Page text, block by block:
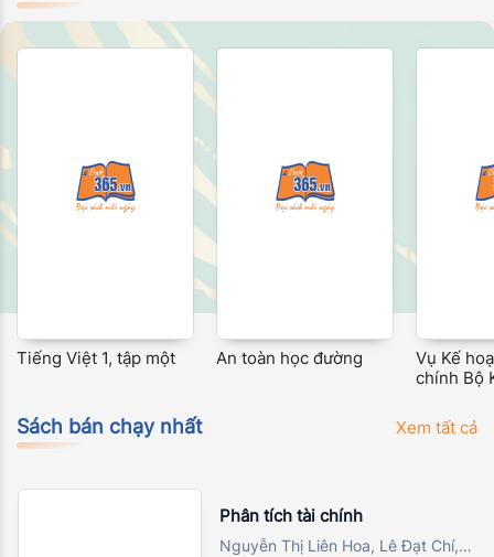
Tiếng Việt 1, tập một An toàn học đường
Vụ Kế
chính Bộ
truyền
tạo
Sách bán chạy nhất Xem tất cả
Phân tích tài chính
Nguyễn Thị Liên Hoa, Lê Đạt Chí,